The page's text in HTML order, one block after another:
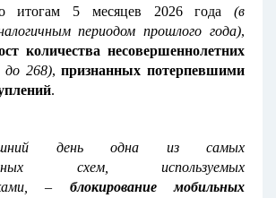
итогам 5 месяцев 2026 года (в
периодом прошлого года),
количества несовершеннолетних
до 268),признанных потерпевшими
.
день одна из самых
схем, используемых
– блокирование мобильных